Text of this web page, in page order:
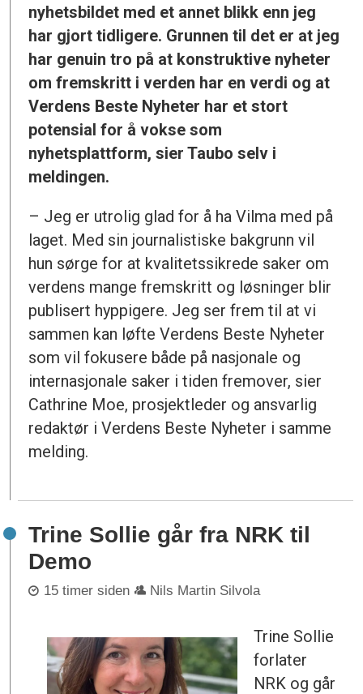
nyhetsbildet med et annet blikk enn jeg
har gjort tidligere. Grunnen til det er at jeg
har genuin tro på at konstruktive nyheter
om fremskritt i verden har en verdi og at
Verdens Beste Nyheter har et stort
potensial for å vokse som
nyhetsplattform, sier Taubo selv i
meldingen.
– Jeg er utrolig glad for å ha Vilma med på
laget. Med sin journalistiske bakgrunn vil
hun sørge for at kvalitetssikrede saker om
verdens mange fremskritt og løsninger blir
publisert hyppigere. Jeg ser frem til at vi
sammen kan løfte Verdens Beste Nyheter
som vil fokusere både på nasjonale og
internasjonale saker i tiden fremover, sier
Cathrine Moe, prosjektleder og ansvarlig
redaktør i Verdens Beste Nyheter i samme
melding.
Trine Sollie går fra NRK til
Demo
15 timer siden Nils Martin Silvola
Trine Sollie
forlater
NRK og går